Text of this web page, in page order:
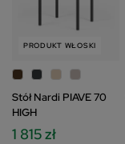
PRODUKT WŁOSKI
Stół Nardi PIAVE 70
HIGH
1 815 zł